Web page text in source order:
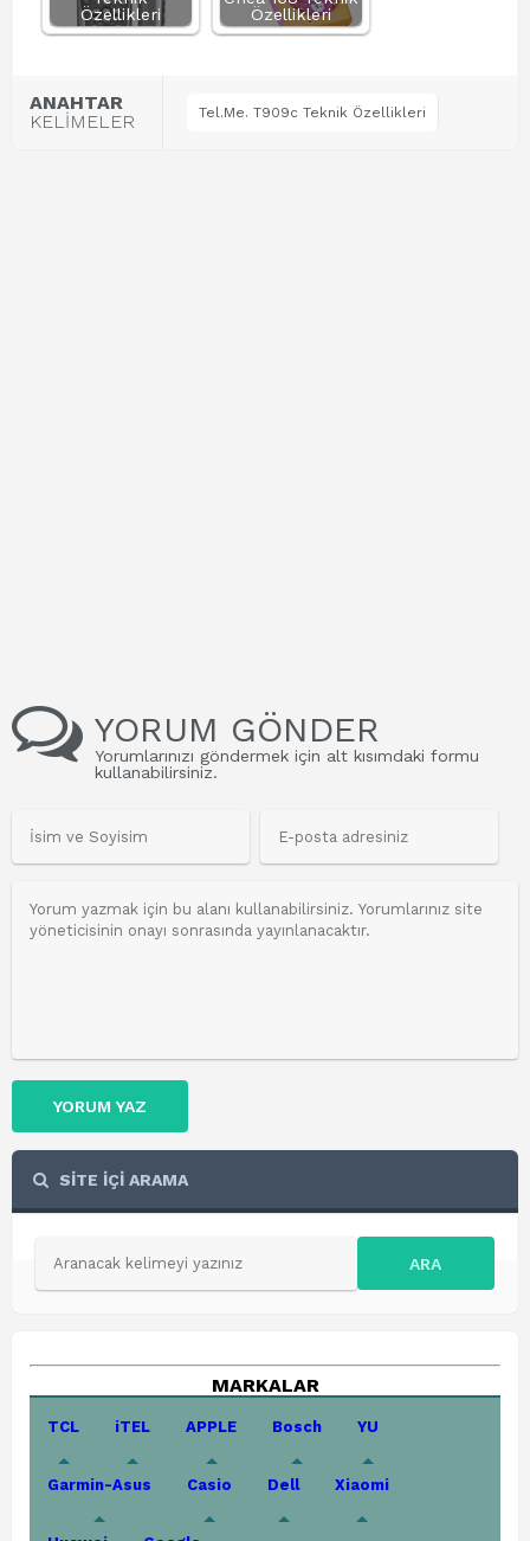
Özellikleri
Özellikleri
ANAHTAR
KELİMELER
Tel.Me. T909c Teknik Özellikleri
YORUM GÖNDER
Yorumlarınızı göndermek için alt kısımdaki formu
kullanabilirsiniz.
YORUM YAZ
SİTE İÇİ ARAMA
ARA
MARKALAR
TCL iTEL APPLE Bosch YU
Garmin-Asus Casio Dell Xiaomi